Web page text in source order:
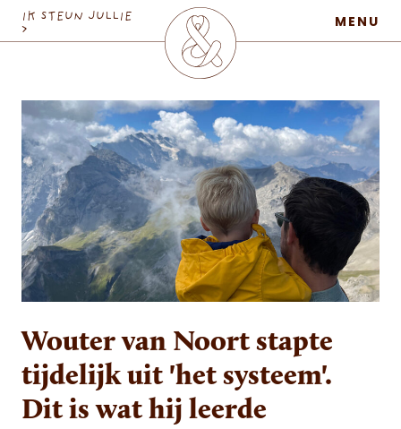
MaatschapWij
MENU
IK STEUN JULLIE
>
Wouter van Noort stapte
tijdelijk uit 'het systeem'.
Dit is wat hij leerde